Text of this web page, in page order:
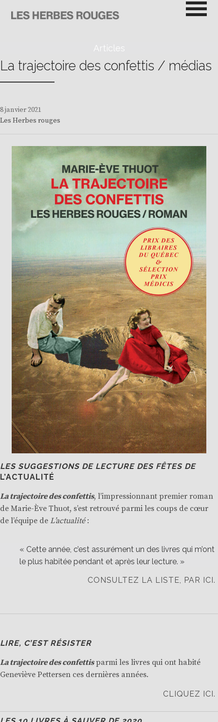
contenu
Articles
La trajectoire des confettis / médias
8 janvier 2021
Les Herbes rouges
LES SUGGESTIONS DE LECTURE DES FÊTES DE
L’ACTUALITÉ
La trajectoire des confettis, l’impressionnant premier roman
de Marie-Ève Thuot, s’est retrouvé parmi les coups de cœur
de l’équipe de L’actualité:
« Cette année, c’est assurément un des livres qui m’ont
le plus habitée pendant et après leur lecture. »
CONSULTEZ LA LISTE, PAR ICI.
LIRE, C’EST RÉSISTER
La trajectoire des confettisparmi les livres qui ont habité
Geneviève Pettersen ces dernières années.
CLIQUEZ ICI.